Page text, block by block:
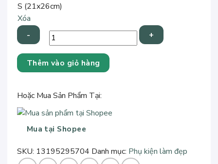
S (21x26cm)
Xóa
Mặt
nạ
dùng
đắp
giúp
tăng
Thêm vào giỏ hàng
Hoặc Mua Sản Phẩm Tại:
Mua tại Shopee
SKU: 13195295704 Danh mục: Phụ kiện làm đẹp